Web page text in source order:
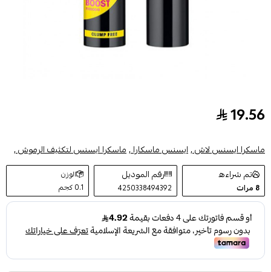
ايسنس ماسكارا جيت بيغ لاشس لتعزيز تكثيف
19.56
ماسكرا ايسنس لاش ,ايسنس ماسكارا ,ماسكرا ايسنس لتكثيف الرموش ,
تم شراءه
8 مرات
رقم الموديل
4250338494392
الوزن
0.1 كجم